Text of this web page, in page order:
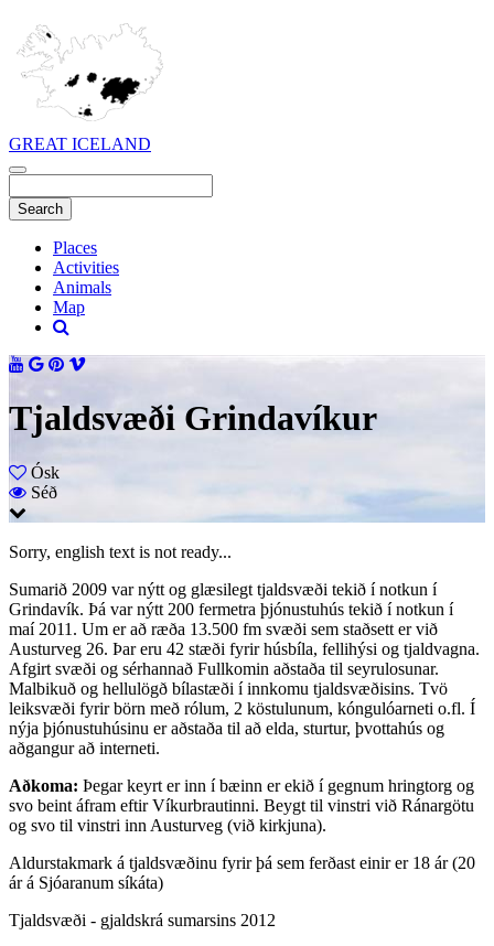
GREAT ICELAND
Places
Activities
Animals
Map
Tjaldsvæði Grindavíkur
Ósk
Séð
Sorry, english text is not ready...
Sumarið 2009 var nýtt og glæsilegt tjaldsvæði tekið í notkun í
Grindavík. Þá var nýtt 200 fermetra þjónustuhús tekið í notkun í
maí 2011. Um er að ræða 13.500 fm svæði sem staðsett er við
Austurveg 26. Þar eru 42 stæði fyrir húsbíla, fellihýsi og tjaldvagna.
Afgirt svæði og sérhannað Fullkomin aðstaða til seyrulosunar.
Malbikuð og hellulögð bílastæði í innkomu tjaldsvæðisins. Tvö
leiksvæði fyrir börn með rólum, 2 köstulunum, kóngulóarneti o.fl. Í
nýja þjónustuhúsinu er aðstaða til að elda, sturtur, þvottahús og
aðgangur að interneti.
Aðkoma: Þegar keyrt er inn í bæinn er ekið í gegnum hringtorg og
svo beint áfram eftir Víkurbrautinni. Beygt til vinstri við Ránargötu
og svo til vinstri inn Austurveg (við kirkjuna).
Aldurstakmark á tjaldsvæðinu fyrir þá sem ferðast einir er 18 ár (20
ár á Sjóaranum síkáta)
Tjaldsvæði - gjaldskrá sumarsins 2012